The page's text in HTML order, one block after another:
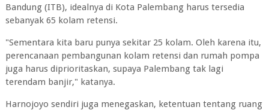
Bandung (ITB), idealnya di Kota Palembang harus tersedia
sebanyak 65 kolam retensi.
"Sementara kita baru punya sekitar 25 kolam. Oleh karena itu,
perencanaan pembangunan kolam retensi dan rumah pompa
juga harus diprioritaskan, supaya Palembang tak lagi
terendam banjir," katanya.
Harnojoyo sendiri juga menegaskan, ketentuan tentang ruang